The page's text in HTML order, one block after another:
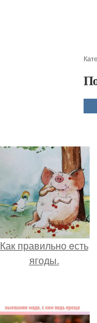
Как правильно eсть
ягоды.